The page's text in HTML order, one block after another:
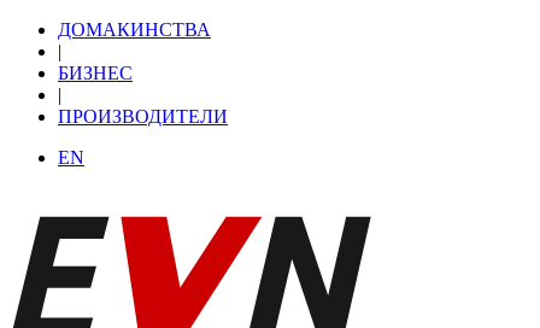
ДОМАКИНСТВА
|
БИЗНЕС
|
ПРОИЗВОДИТЕЛИ
EN